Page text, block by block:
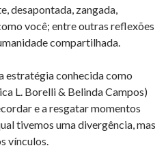
desapontada, zangada,
você; entre outras reflexões
compartilhada.
estratégia conhecida como
L. Borelli & Belinda Campos)
e a resgatar momentos
tivemos uma divergência, mas
vínculos.